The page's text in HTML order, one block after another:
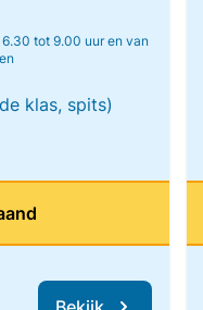
tot 9.00 uur en van
klas, spits)